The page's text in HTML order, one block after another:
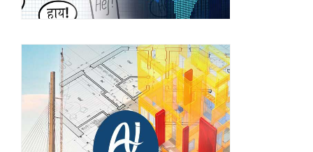
Escuela de Arquitectura
e Ingeniería Civil
(ARQ-ICI)